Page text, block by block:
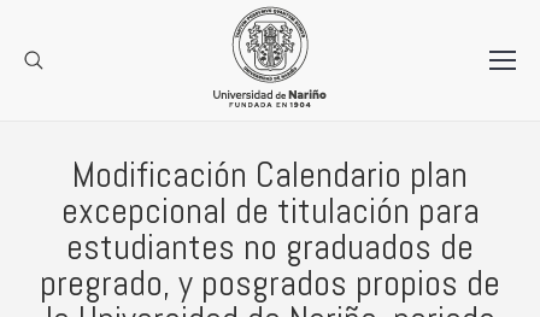
Modificación Calendario plan
excepcional de titulación para
estudiantes no graduados de
pregrado, y posgrados propios de